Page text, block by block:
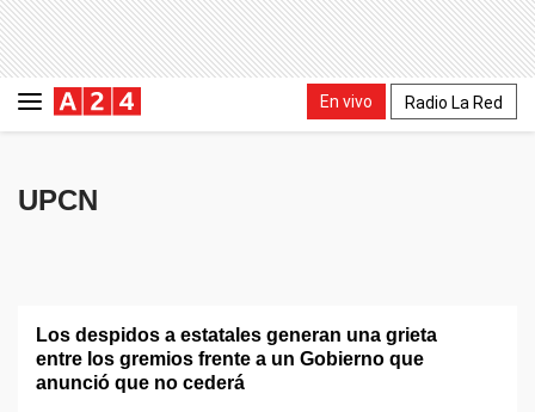
En vivo Radio La Red
UPCN
Los despidos a estatales generan una grieta
entre los gremios frente a un Gobierno que
anunció que no cederá